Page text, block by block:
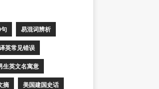
易混词辨析
英常见错误
生英文名寓意
摘 美国建国史话